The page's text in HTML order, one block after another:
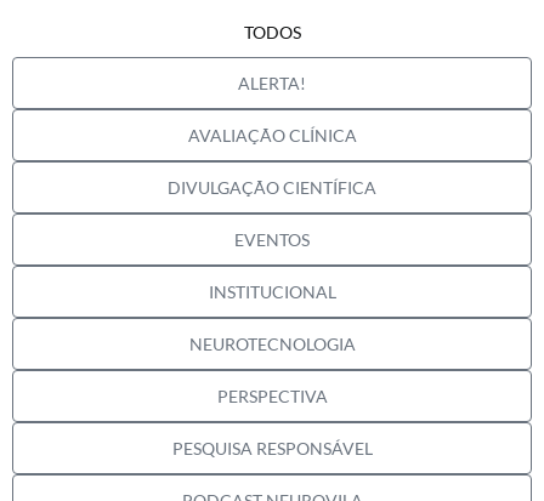
ALERTA!
AVALIAÇÃO CLÍNICA
DIVULGAÇÃO CIENTÍFICA
EVENTOS
INSTITUCIONAL
NEUROTECNOLOGIA
PERSPECTIVA
PESQUISA RESPONSÁVEL
TODOS